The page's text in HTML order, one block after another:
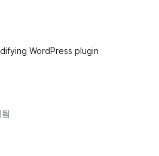
WordPress plugin